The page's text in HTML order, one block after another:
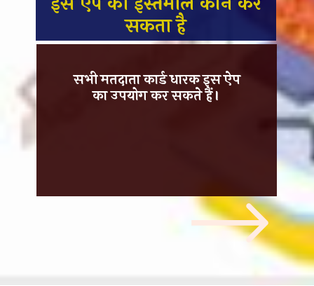
सकता है
सभी मतदाता कार्ड धारक इस ऐप
का उपयोग कर सकते हैं।